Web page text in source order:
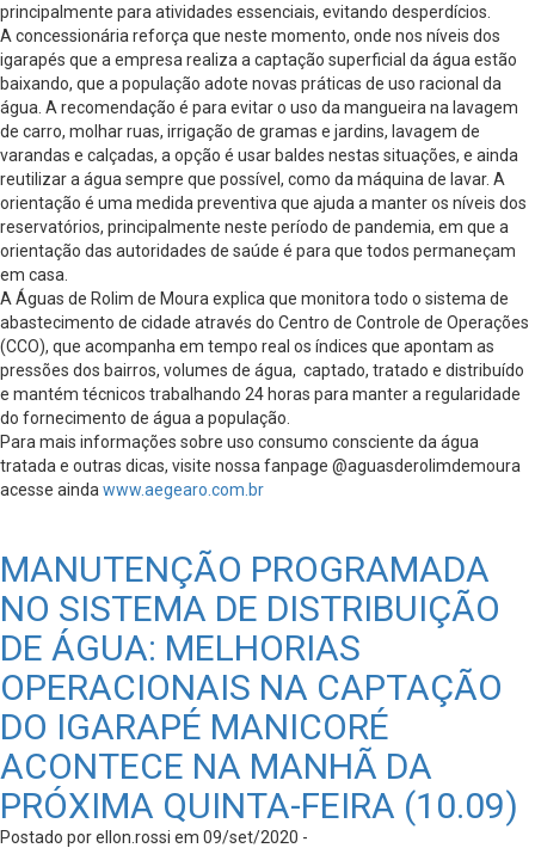
principalmente para atividades essenciais, evitando desperdícios.
A concessionária reforça que neste momento, onde nos níveis dos
igarapés que a empresa realiza a captação superficial da água estão
baixando, que a população adote novas práticas de uso racional da
água. A recomendação é para evitar o uso da mangueira na lavagem
de carro, molhar ruas, irrigação de gramas e jardins, lavagem de
varandas e calçadas, a opção é usar baldes nestas situações, e ainda
reutilizar a água sempre que possível, como da máquina de lavar. A
orientação é uma medida preventiva que ajuda a manter os níveis dos
reservatórios, principalmente neste período de pandemia, em que a
orientação das autoridades de saúde é para que todos permaneçam
em casa.
A Águas de Rolim de Moura explica que monitora todo o sistema de
abastecimento de cidade através do Centro de Controle de Operações
(CCO), que acompanha em tempo real os índices que apontam as
pressões dos bairros, volumes de água, captado, tratado e distribuído
e mantém técnicos trabalhando 24 horas para manter a regularidade
do fornecimento de água a população.
Para mais informações sobre uso consumo consciente da água
tratada e outras dicas, visite nossa fanpage @aguasderolimdemoura
acesse ainda www.aegearo.com.br
MANUTENÇÃO PROGRAMADA
NO SISTEMA DE DISTRIBUIÇÃO
DE ÁGUA: MELHORIAS
OPERACIONAIS NA CAPTAÇÃO
DO IGARAPÉ MANICORÉ
ACONTECE NA MANHÃ DA
PRÓXIMA QUINTA-FEIRA (10.09)
Postado por ellon.rossi em 09/set/2020 -